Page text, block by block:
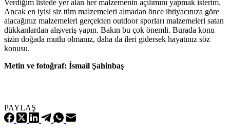
Verdiğim listede yer alan her malzemenin açılımını yapmak isterim.
Ancak en iyisi siz tüm malzemeleri almadan önce ihtiyacınıza göre
alacağınız malzemeleri gerçekten outdoor sporları malzemeleri satan
dükkanlardan alışveriş yapın. Bakın bu çok önemli. Burada konu
sizin doğada mutlu olmanız, daha da ileri gidersek hayatınız söz
konusu.
Metin ve fotoğraf: İsmail Şahinbaş
PAYLAŞ